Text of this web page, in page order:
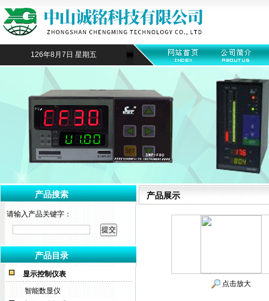
126年8月7日 星期五
产品搜索
请输入产品关键字：
产品目录
显示控制仪表
智能数显仪
产品展示
点击放大